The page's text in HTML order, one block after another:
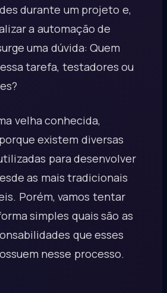
durante um projeto e,
a automação de
uma dúvida: Quem
tarefa, testadores ou
velha conhecida,
existem diversas
para desenvolver
as mais tradicionais
Porém, vamos tentar
simples quais são as
que esses
nesse processo.